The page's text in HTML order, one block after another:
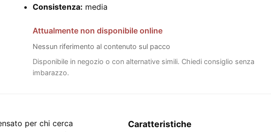
Consistenza: media
Attualmente non disponibile online
Nessun riferimento al contenuto sul pacco
Disponibile in negozio o con alternative simili. Chiedi consiglio senza
imbarazzo.
per chi cerca
Caratteristiche